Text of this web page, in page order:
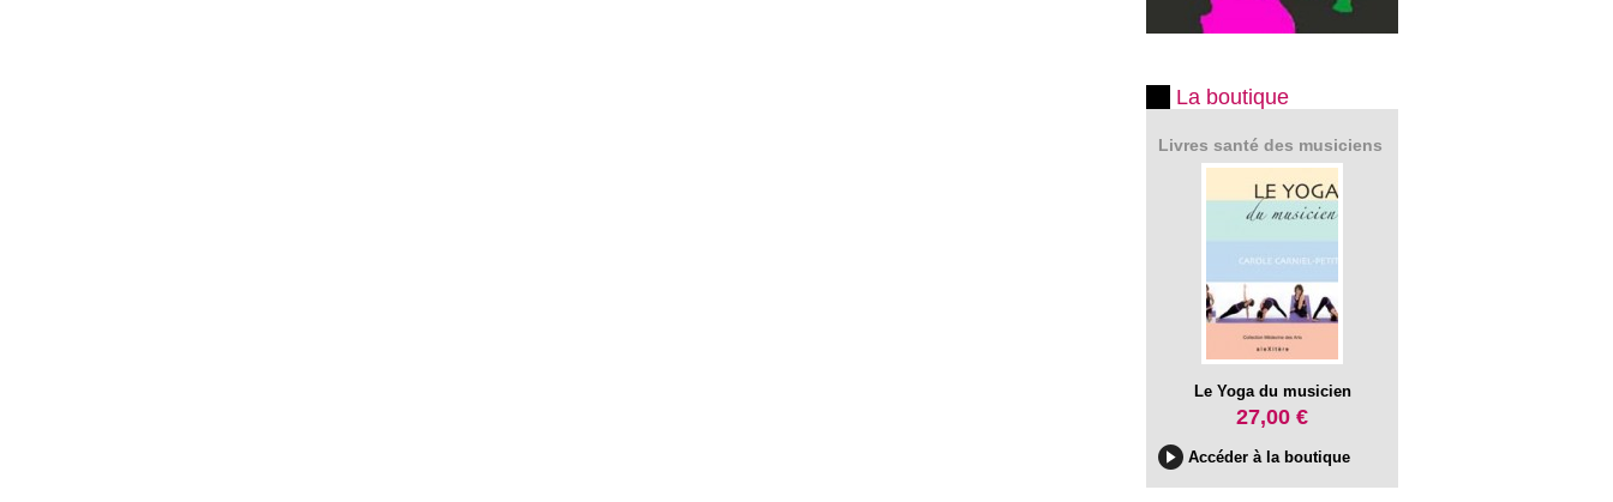
La boutique
Livres santé des musiciens
Le Yoga du musicien
27,00 €
Accéder à la boutique